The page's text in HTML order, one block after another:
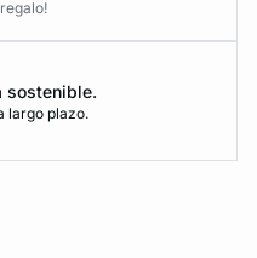
sostenible.
largo plazo.